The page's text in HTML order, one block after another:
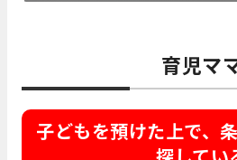
育児マ
子どもを預けた上で、